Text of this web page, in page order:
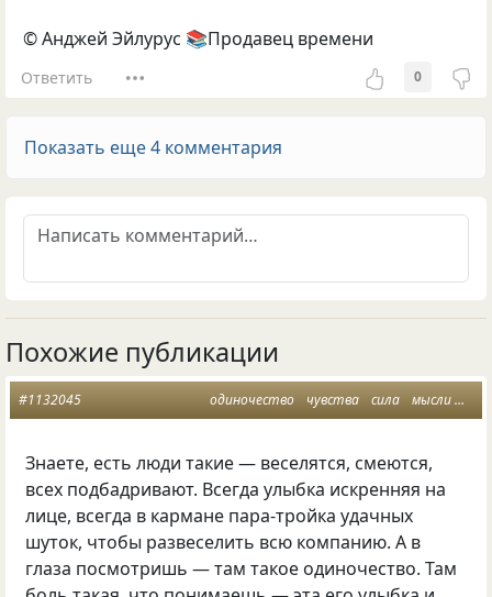
© Анджей Эйлурус 📚Продавец времени
Ответить 0
Показать еще 4 комментария
Похожие публикации
одиночество чувства сила мысли
#1132045
Знаете, есть люди такие — веселятся, смеются,
всех подбадривают. Всегда улыбка искренняя на
лице, всегда в кармане пара-тройка удачных
шуток, чтобы развеселить всю компанию. А в
глаза посмотришь — там такое одиночество. Там